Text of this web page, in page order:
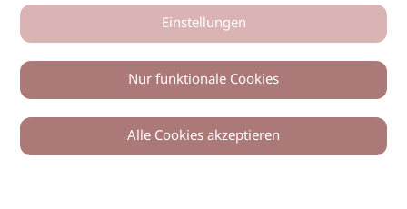
0
Einstellungen
Nur funktionale Cookies
Alle Cookies akzeptieren